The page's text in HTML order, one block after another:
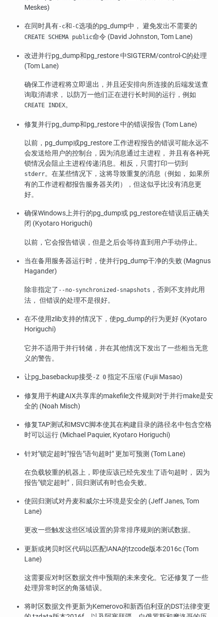
Meskes)
在同时具有-c和 -C选项的pg_dump中， 避免发出不需要的
CREATE SCHEMA public命令 (David Johnston, Tom Lane)
改进并行pg_dump和pg_restore中SIGTERM/control-C的处理
(Tom Lane)
确保工作进程将立即退出，并且还安排向所连接的后端发送查
询取消请求， 以防万一他们正在进行长时间的运行，例如
CREATE INDEX。
修复并行pg_dump和pg_restore中的错误报告 (Tom Lane)
以前， pg_dump或pg_restore工作进程报告的错误可能永远不
会发送给用户的控制台，因为消息通过主进程， 并且有各种死
锁情况会阻止主进程传递消息。相反，只需打印一切到
stderr。在某些情况下，这将导致重复的消息（例如， 如果所
有的工作进程都报告服务器关闭），但这似乎比没有消息更
好。
确保Windows上并行的pg_dump或 pg_restore在错误后正确关
闭 (Kyotaro Horiguchi)
以前，它会报告错误，但是之后会等待直到用户手动停止。
当在备用服务器运行时，使并行pg_dump干净的失败 (Magnus
Hagander)
除非指定了 --no-synchronized-snapshots ，否则不支持此用
法， 但错误的处理不是很好。
在不使用zlib支持的情况下，使pg_dump的行为更好 (Kyotaro
Horiguchi)
它并不适用于并行转储，并在其他情况下发出了一些相当无意
义的警告。
让pg_basebackup接受 -Z 0 指定不压缩 (Fujii Masao)
修复用于构建AIX共享库的makefile文件规则对于并行make是安
全的 (Noah Misch)
修复TAP测试和MSVC脚本使其在构建目录的路径名中包含空格
时可以运行 (Michael Paquier, Kyotaro Horiguchi)
针对"锁定超时"报告"语句超时"更加可预测 (Tom Lane)
在负载较重的机器上，即使应该已经先发生了语句超时， 因为
报告"锁定超时" ，回归测试有时也会失败。
使回归测试对丹麦和威尔士环境是安全的 (Jeff Janes, Tom
Lane)
更改一些触发这些区域设置的异常排序规则的测试数据。
更新或拷贝时区代码以匹配IANA的tzcode版本2016c (Tom
Lane)
这需要应对时区数据文件中预期的未来变化。它还修复了一些
处理异常时区的角落错误。
将时区数据文件更新为Kemerovo和新西伯利亚的DST法律变更